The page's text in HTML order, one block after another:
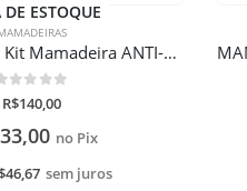
DE ESTOQUE
Philips AVENT – Kit Mamadeira ANTI-COLIC Classic 330ML Transparente 2 Peças com gravação a laser
0de 5
R$140,00
no Pix
46,67 sem juros